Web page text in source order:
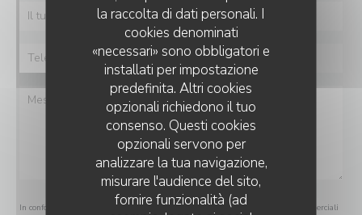
la raccolta di dati personali. I
cookies denominati
«necessari» sono obbligatori e
installati per impostazione
predefinita. Altri cookies
opzionali richiedono il tuo
consenso. Questi cookies
opzionali servono per
analizzare la tua navigazione,
misurare l'audience del sito,
fornire funzionalità (ad
In conformità al Codice del Consumo, hai il diritto di opporti alle chiamate commerciali